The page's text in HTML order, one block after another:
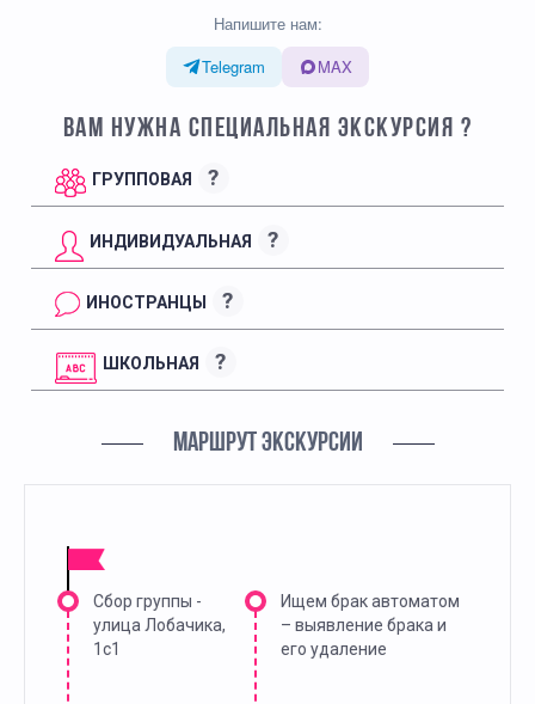
Напишите нам:
Telegram
MAX
ВАМ НУЖНА СПЕЦИАЛЬНАЯ ЭКСКУРСИЯ ?
ГРУППОВАЯ ?
ИНДИВИДУАЛЬНАЯ ?
ИНОСТРАНЦЫ ?
ШКОЛЬНАЯ ?
МАРШРУТ ЭКСКУРСИИ
Сбор группы -
улица Лобачика,
1с1
Ищем брак автоматом
– выявление брака и
его удаление